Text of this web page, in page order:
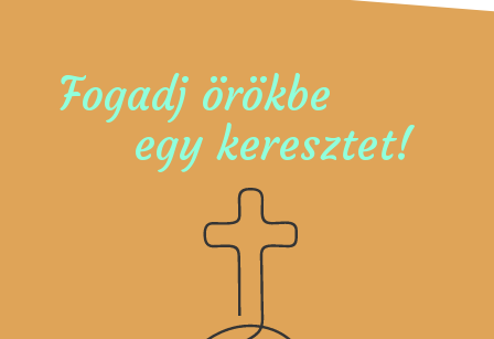
Fogadj örökbe
egy keresztet!